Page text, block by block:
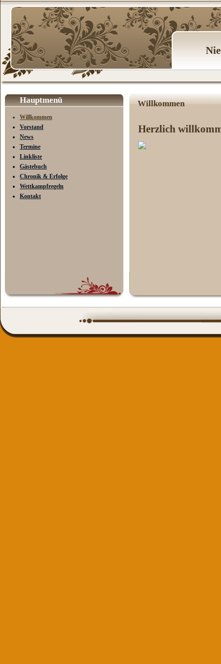
Hauptmenü
Willkommen
Vorstand
News
Termine
Linkliste
Gästebuch
Chronik & Erfolge
Wettkampfregeln
Kontakt
Willkommen
Herzlich